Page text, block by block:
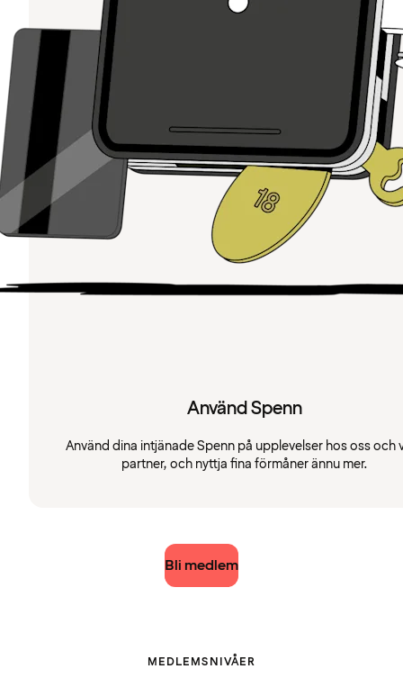
Använd Spenn
Använd dina intjänade Spenn på upplevelser hos oss och
partner, och nyttja fina förmåner ännu mer.
Bli medlem
MEDLEMSNIVÅER